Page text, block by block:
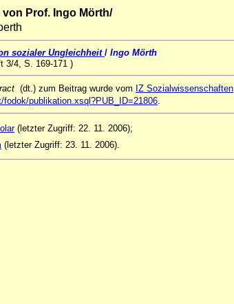
Prof. Ingo Mörth/
sozialer Ungleichheit / Ingo Mörth
3/4, S. 169-171 )
(dt.) zum Beitrag wurde vom IZ Sozialwissenschaften
fodok/publikation.xsql?PUB_ID=21806.
(letzter Zugriff: 22. 11. 2006);
(letzter Zugriff: 23. 11. 2006).